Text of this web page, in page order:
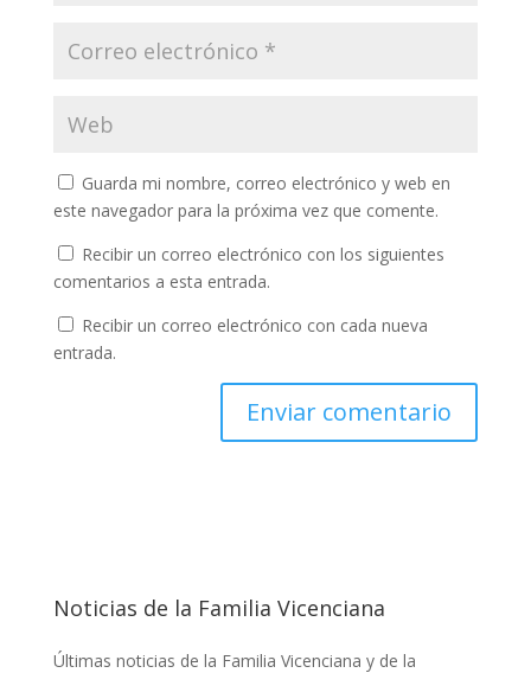
Guarda mi nombre, correo electrónico y web en
este navegador para la próxima vez que comente.
Recibir un correo electrónico con los siguientes
comentarios a esta entrada.
Recibir un correo electrónico con cada nueva
entrada.
Noticias de la Familia Vicenciana
Últimas noticias de la Familia Vicenciana y de la